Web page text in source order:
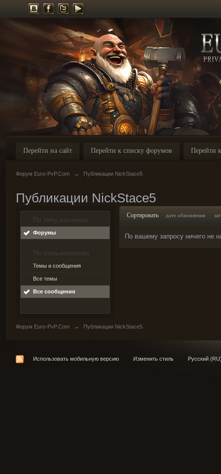
Перейти на сайт Перейти к списку форумов Перейти
Форум Euro-PvP.Com → Публикации NickStace5
Публикации NickStace5
По типу контента
Форумы
По пользователю
Темы и сообщения
Все темы
Все сообщения
Сортировать дате обновления
По вашему запросу ничего не
Форум Euro-PvP.Com → Публикации NickStace5
Использовать мобильную версию Изменить стиль Русский